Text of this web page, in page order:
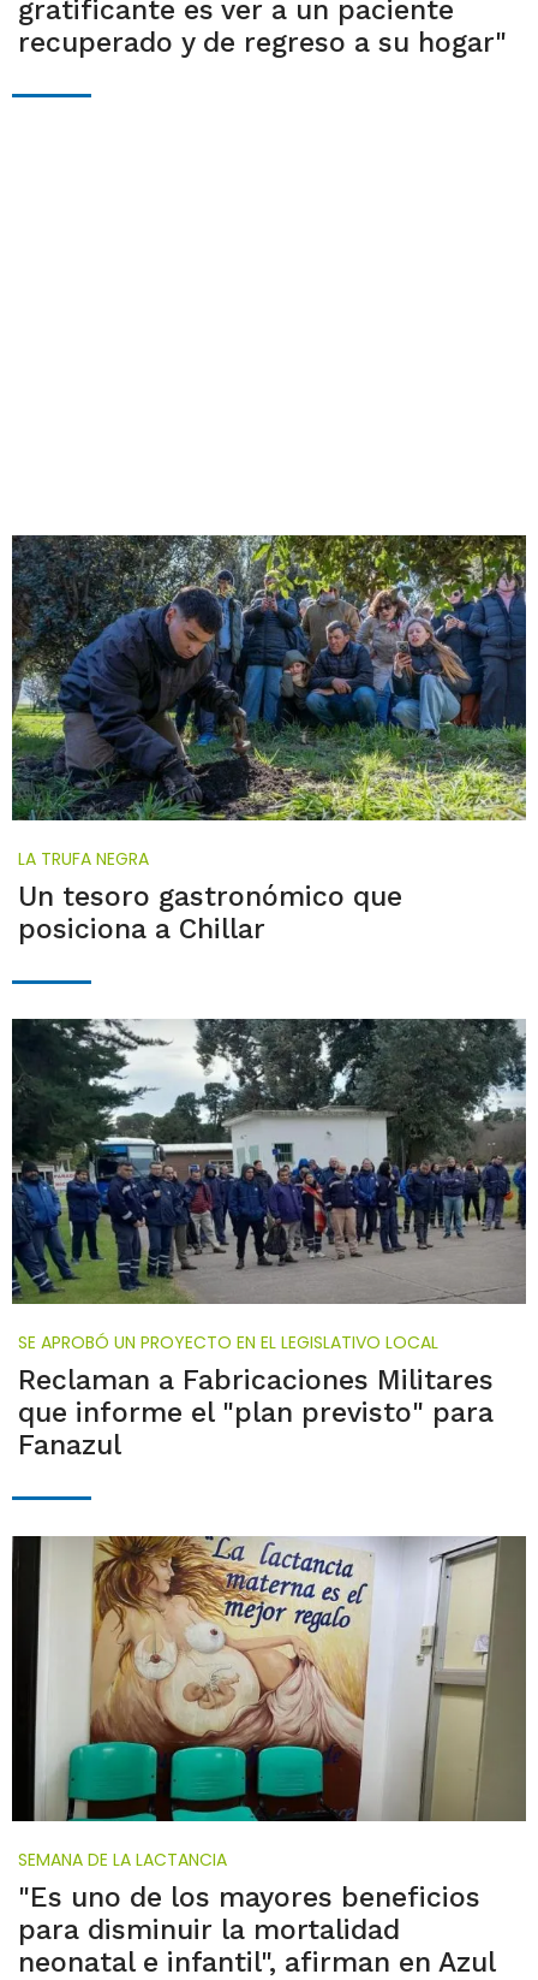
gratificante es ver a un paciente
recuperado y de regreso a su hogar"
LA TRUFA NEGRA
Un tesoro gastronómico que
posiciona a Chillar
SE APROBÓ UN PROYECTO EN EL LEGISLATIVO LOCAL
Reclaman a Fabricaciones Militares
que informe el "plan previsto" para
Fanazul
SEMANA DE LA LACTANCIA
"Es uno de los mayores beneficios
para disminuir la mortalidad
neonatal e infantil", afirman en Azul